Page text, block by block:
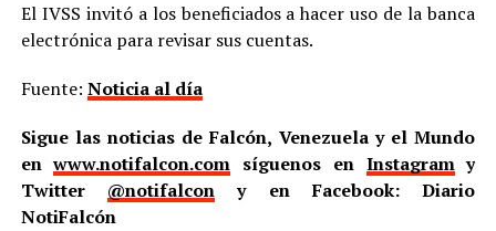
El IVSS invitó a los beneficiados a hacer uso de la banca
electrónica para revisar sus cuentas.
Fuente: Noticia al día
Sigue las noticias de Falcón, Venezuela y el Mundo
enwww.notifalcon.com síguenos en Instagramy
Twitter @notifalcon y en Facebook: Diario
NotiFalcón